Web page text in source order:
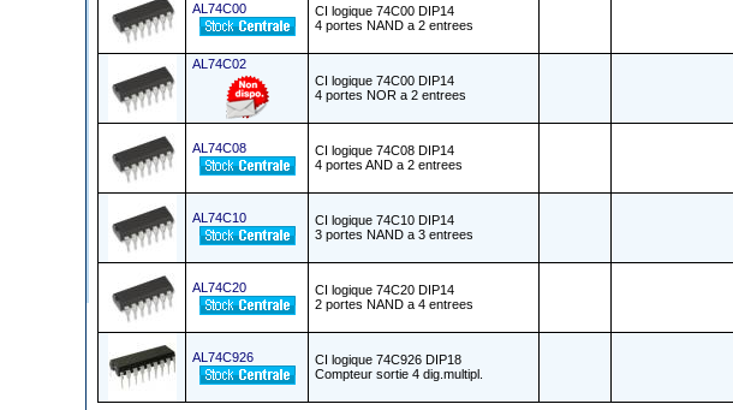
AL74C00
CI logique 74C00 DIP14
4 portes NAND a 2 entrees
AL74C02
CI logique 74C00 DIP14
4 portes NOR a 2 entrees
AL74C08
CI logique 74C08 DIP14
4 portes AND a 2 entrees
AL74C10
CI logique 74C10 DIP14
3 portes NAND a 3 entrees
AL74C20
CI logique 74C20 DIP14
2 portes NAND a 4 entrees
AL74C926
CI logique 74C926 DIP18
Compteur sortie 4 dig.multipl.